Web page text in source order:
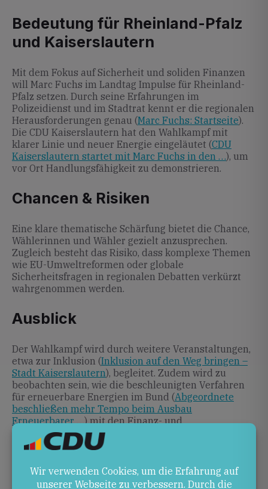
Bedeutung für Rheinland-Pfalz
und Kaiserslautern
Mit dem Fokus auf Sicherheit und soliden Finanzen
will Marc Fuchs im Landtag Impulse für Rheinland-
Pfalz setzen. Durch seine Erfahrungen im
Polizeidienst und im Stadtrat kennt er die regionalen
Herausforderungen genau (Marc Fuchs: Startseite).
Die CDU Kaiserslautern hat den Wahlkampf mit
klarer Linie und neuer Energie eingeläutet (CDU
Kaiserslautern startet mit Marc Fuchs in den …), um
vor Ort Handlungsfähigkeit zu demonstrieren.
Chancen & Risiken
Eine klare thematische Schärfung bietet die Chance,
Wählerinnen und Wähler gezielt anzusprechen.
Zugleich besteht das Risiko, dass komplexe Themen
wie EU-Umweltreformen oder globale
Sicherheitsfragen in regionalen Debatten verkürzt
wahrgenommen werden.
Ausblick
Der Wahlkampf wird durch weitere Veranstaltungen,
etwa zur Inklusion (Inklusion auf den Weg bringen –
Stadt Kaiserslautern), begleitet. Zudem wird zu
beobachten sein, wie die beschleunigten Verfahren
für erneuerbare Energien im Bund (Abgeordnete
beschließen mehr Tempo beim Ausbau
Erneuerbarer …) mit den Finanz- und
Sicherheitszielen der Landespolitik verzahnt werden.
Quellen